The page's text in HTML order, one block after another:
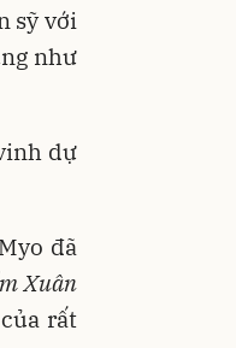
sỹ với
như
dự
đã
Xuân
rất